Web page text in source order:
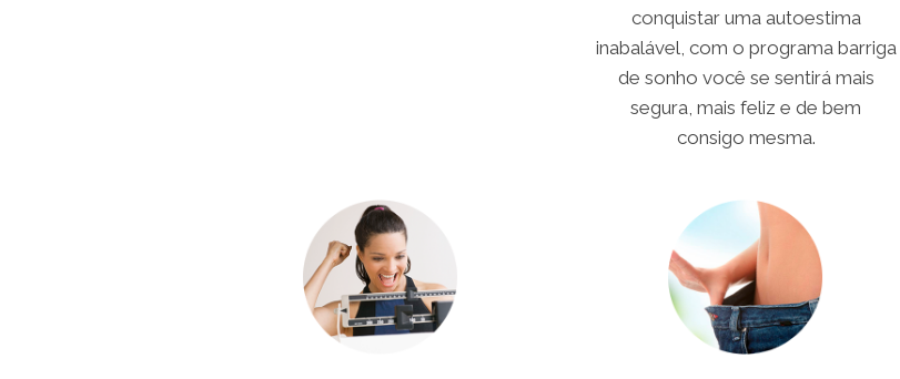
conquistar uma autoestima
inabalável, com o programa barriga
de sonho você se sentirá mais
segura, mais feliz e de bem
consigo mesma.